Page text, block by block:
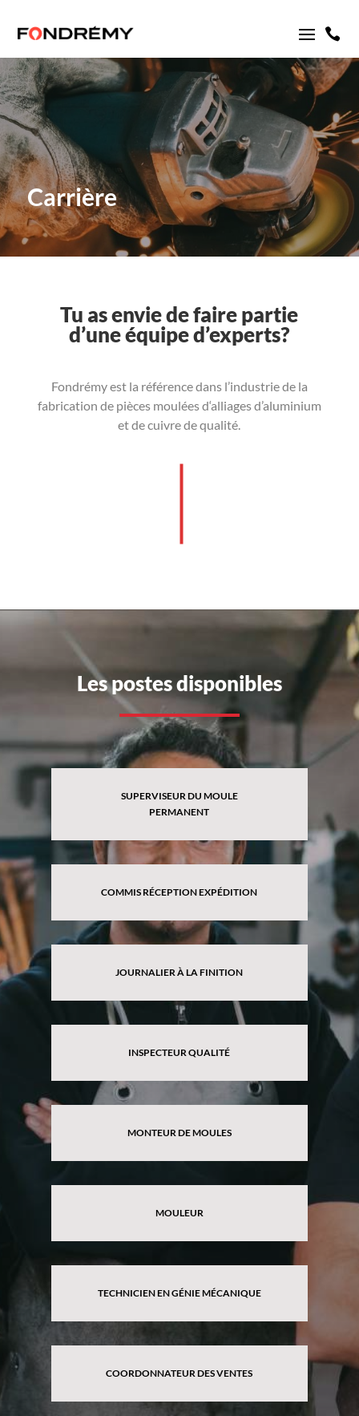

Carrière
Tu as envie de faire partie
d’une équipe d’experts?
Fondrémy est la référence dans l’industrie de la
fabrication de pièces moulées d‘alliages d’aluminium
et de cuivre de qualité.
Les postes disponibles
SUPERVISEUR DU MOULE
PERMANENT
COMMIS RÉCEPTION EXPÉDITION
JOURNALIER À LA FINITION
INSPECTEUR QUALITÉ
MONTEUR DE MOULES
MOULEUR
TECHNICIEN EN GÉNIE MÉCANIQUE
COORDONNATEUR DES VENTES